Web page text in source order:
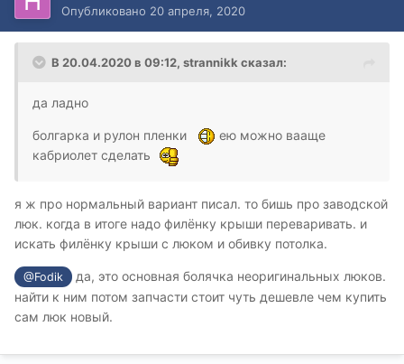
Опубликовано 20 апреля, 2020
В 20.04.2020 в 09:12, strannikk сказал:
да ладно
болгарка и рулон пленки
ею можно вааще
кабриолет сделать
я ж про нормальный вариант писал. то бишь про заводской
люк. когда в итоге надо филёнку крыши переваривать. и
искать филёнку крыши с люком и обивку потолка.
@Fodik
да, это основная болячка неоригинальных люков.
найти к ним потом запчасти стоит чуть дешевле чем купить
сам люк новый.